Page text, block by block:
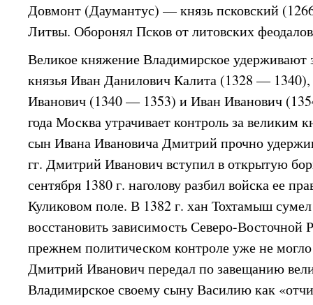
Довмонт (Даумантус) — князь псковский
Литвы. Оборонял Псков от литовских
Великое княжение Владимирское удерживают
князья Иван Данилович Калита (1328 —
Иванович (1340 — 1353) и Иван Иванович
года Москва утрачивает контроль за великим
сын Ивана Ивановича Дмитрий прочно
гг. Дмитрий Иванович вступил в открытую
сентября 1380 г. наголову разбил войска ее
Куликовом поле. В 1382 г. хан Тохтамыш
восстановить зависимость Северо-
прежнем политическом контроле уже не
Дмитрий Иванович передал по завещанию
Владимирское своему сыну Василию как